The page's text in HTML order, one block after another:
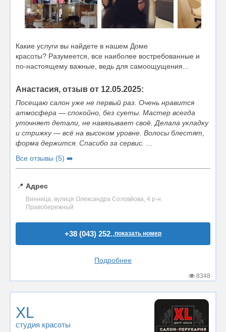
Какие услуги вы найдете в нашем Доме
красоты? Разумеется, все наиболее востребованные и
по-настоящему важные, ведь для самоощущения...
Анастасия, отзыв от 12.05.2025:
Посещаю салон уже не первый раз. Очень нравится
атмосфера — спокойно, без суеты. Мастер всегда
уточняет детали, не навязывает своё. Делала укладку
и стрижку — всё на высоком уровне. Волосы блестят,
форма держится. Спасибо за сервис. ...
Все отзывы (5) ➡️
📍 Адрес
Винница, вулиця Олександра Соловйова, 4 р-н.
Правобережный
+38 (043) 252..показать номер
Подробнее
8348
XL
студия красоты